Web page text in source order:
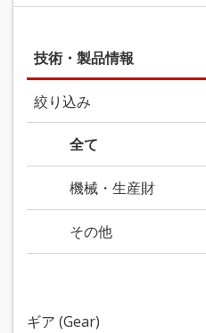
技術・製品情報
絞り込み
全て
機械・生産財
その他
ギア (Gear)